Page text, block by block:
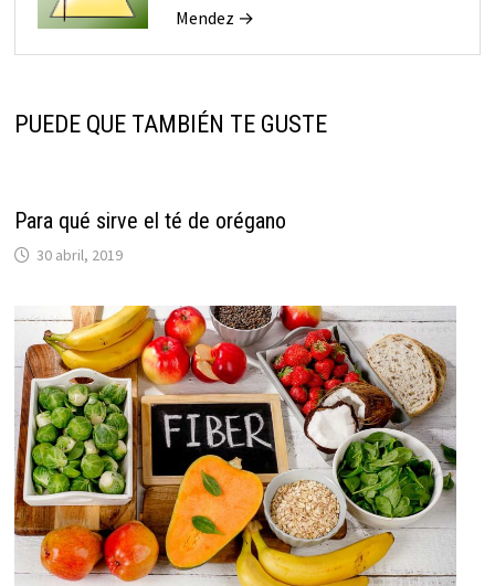
Mendez →
PUEDE QUE TAMBIÉN TE GUSTE
Para qué sirve el té de orégano
30 abril, 2019